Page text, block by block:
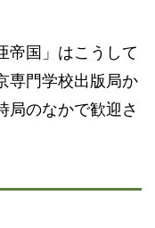
帝国」はこうして
専門学校出版局か
局のなかで歓迎さ